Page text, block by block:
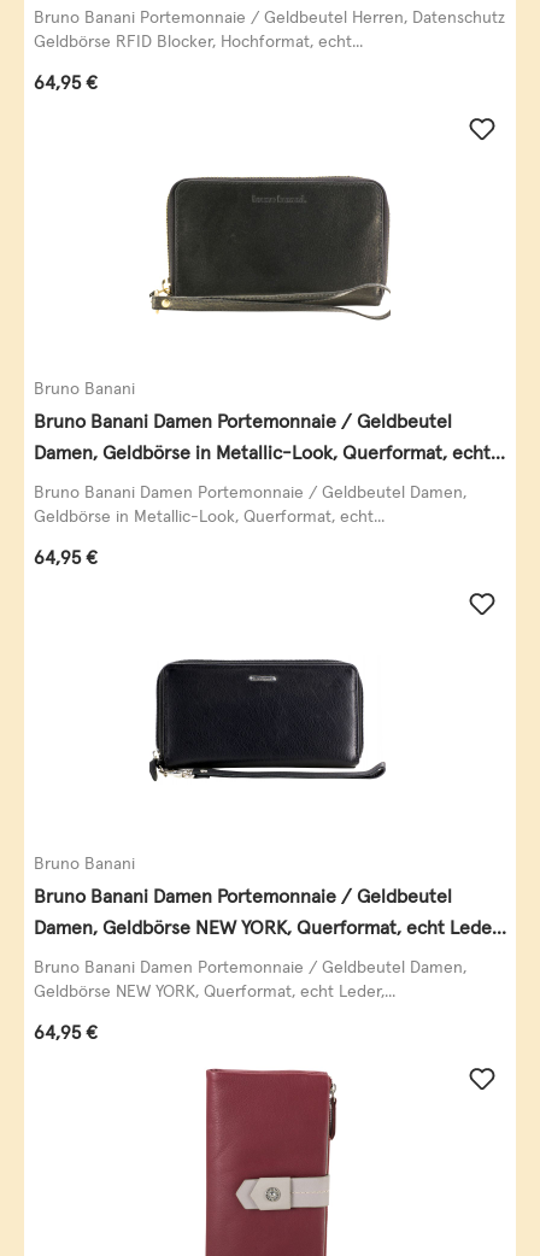
Querformat, echt Leder, taupe
Bruno Banani Portemonnaie / Geldbeutel Herren, Datenschutz
Geldbörse RFID Blocker, Hochformat, echt...
Regulärer Preis:
64,95 €
Bruno Banani
Bruno Banani Damen Portemonnaie / Geldbeutel
Damen, Geldbörse in Metallic-Look, Querformat, echt
Leder, schwarz-gold
Bruno Banani Damen Portemonnaie / Geldbeutel Damen,
Geldbörse in Metallic-Look, Querformat, echt...
Regulärer Preis:
64,95 €
Bruno Banani
Bruno Banani Damen Portemonnaie / Geldbeutel
Damen, Geldbörse NEW YORK, Querformat, echt Leder,
schwarz
Bruno Banani Damen Portemonnaie / Geldbeutel Damen,
Geldbörse NEW YORK, Querformat, echt Leder,...
Regulärer Preis:
64,95 €